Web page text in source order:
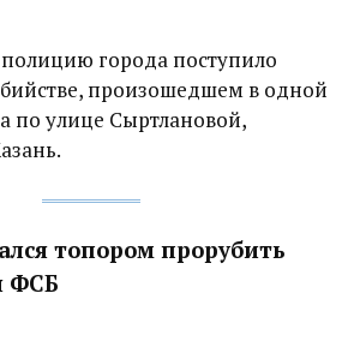
полицию города поступило
произошедшем в одной
по улице Сыртлановой,
топором прорубить
ФСБ